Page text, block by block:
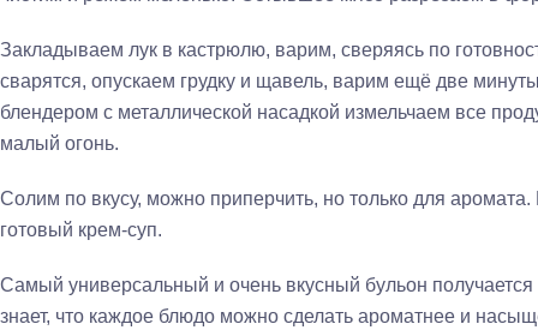
Закладываем лук в кастрюлю, варим, сверяясь по
сварятся, опускаем грудку и щавель, варим ещё две
блендером с металлической насадкой измельчаем все
малый огонь.
Солим по вкусу, можно приперчить, но только для
готовый крем-суп.
Самый универсальный и очень вкусный бульон
знает, что каждое блюдо можно сделать ароматнее и